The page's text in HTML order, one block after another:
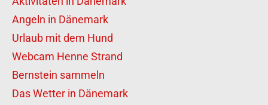
Angeln in Dänemark
Urlaub mit dem Hund
Webcam Henne Strand
Bernstein sammeln
Das Wetter in Dänemark